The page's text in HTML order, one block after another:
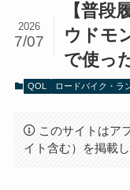
【普段
ウドモ
で使っ
2026
7/07
QOL ロードバイク・ラ
このサイトはア
イト含む）を掲載し